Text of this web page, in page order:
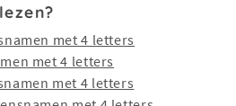
met 4 letters
met 4 letters
met 4 letters